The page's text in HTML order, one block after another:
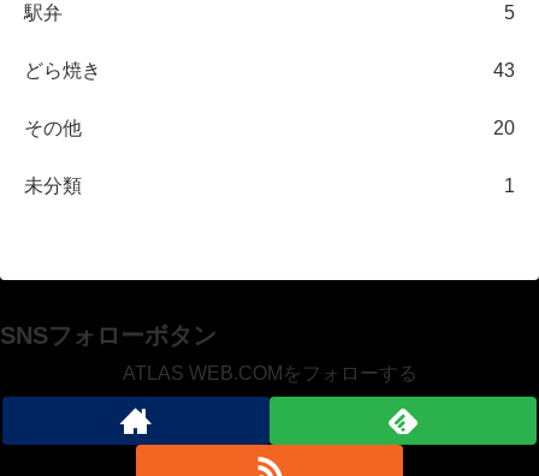
駅弁 5
どら焼き 43
その他 20
未分類 1
SNSフォローボタン
ATLAS WEB.COMをフォローする